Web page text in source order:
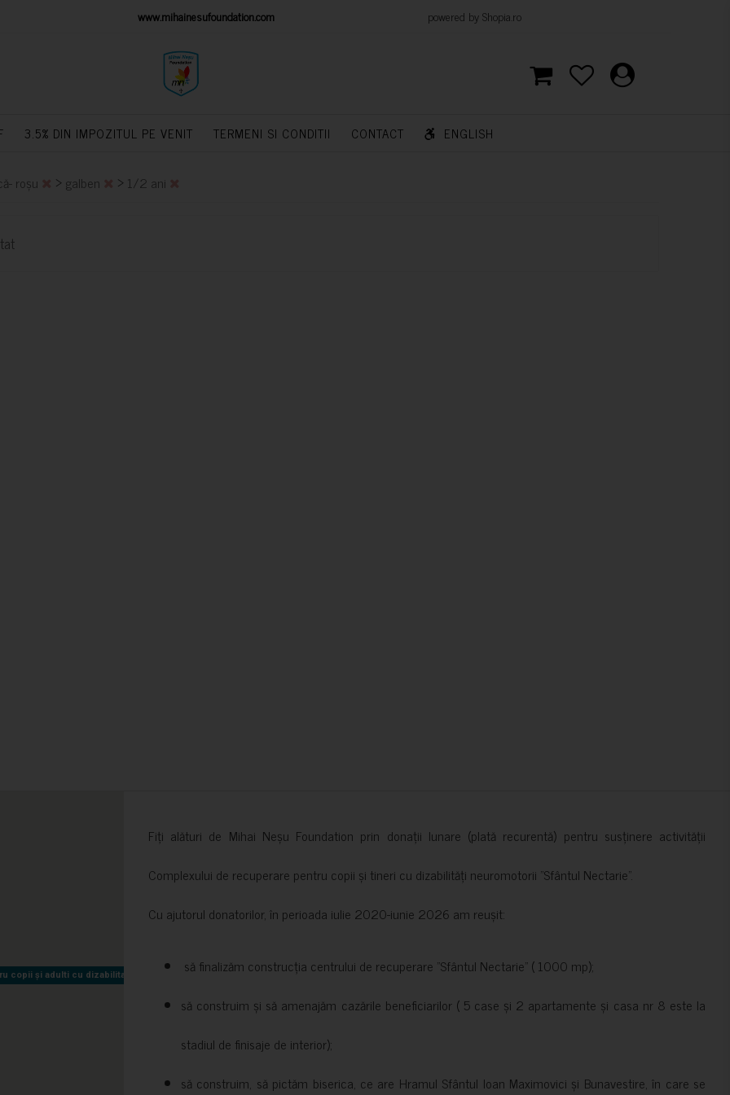
PLATFORM www.mihainesufoundation.com powered by Shopia.ro
3.5% DIN IMPOZITUL PE VENIT TERMENI SI CONDITII CONTACT ENGLISH
roșu > galben > 1/2 ani
copii și adulti cu dizabilitati neuromotorii Sfântul Nectarie
copii și adulti cu dizabilitati neuromotorii Sfântul Nectarie
Fiți alături de Mihai Neșu Foundation prin donații lunare (plată recurentă) pentru susținere activității
Complexului de recuperare pentru copii și tineri cu dizabilități neuromotorii ”Sfântul Nectarie”.
Cu ajutorul donatorilor, în perioada iulie 2020-iunie 2026 am reușit:
să finalizăm construcția centrului de recuperare ”Sfântul Nectarie” ( 1000 mp);
să construim și să amenajăm cazările beneficiarilor ( 5 case și 2 apartamente și casa nr 8 este la
stadiul de finisaje de interior);
să construim, să pictăm biserica, ce are Hramul Sfântul Ioan Maximovici și Bunavestire, în care se